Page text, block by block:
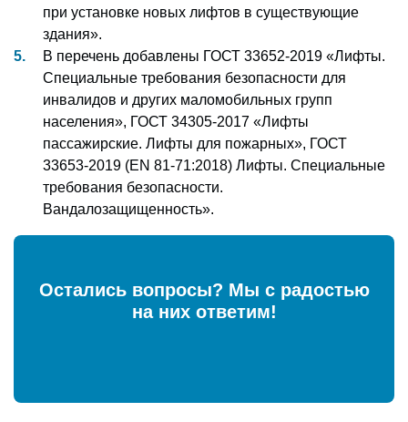
при установке новых лифтов в существующие
здания».
В перечень добавлены ГОСТ 33652-2019 «Лифты.
Специальные требования безопасности для
инвалидов и других маломобильных групп
населения», ГОСТ 34305-2017 «Лифты
пассажирские. Лифты для пожарных», ГОСТ
33653-2019 (EN 81-71:2018) Лифты. Специальные
требования безопасности.
Вандалозащищенность».
Остались вопросы? Мы с радостью
на них ответим!